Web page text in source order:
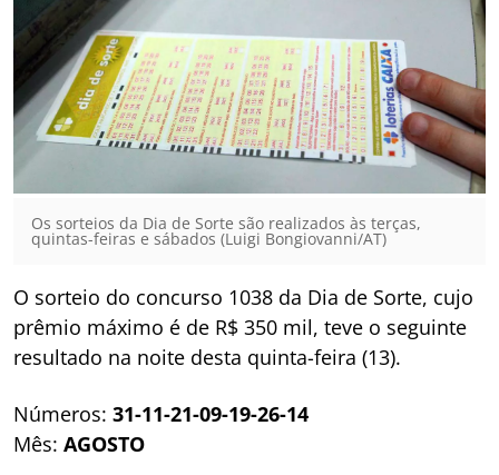
Os sorteios da Dia de Sorte são realizados às terças,
quintas-feiras e sábados (Luigi Bongiovanni/AT)
O sorteio do concurso 1038 da Dia de Sorte, cujo
prêmio máximo é de R$ 350 mil, teve o seguinte
resultado na noite desta quinta-feira (13).
Números: 31-11-21-09-19-26-14
Mês: AGOSTO